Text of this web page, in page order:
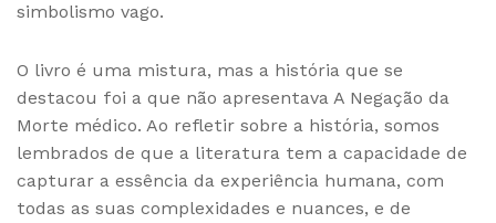
simbolismo vago.
O livro é uma mistura, mas a história que se
destacou foi a que não apresentava A Negação da
Morte médico. Ao refletir sobre a história, somos
lembrados de que a literatura tem a capacidade de
capturar a essência da experiência humana, com
todas as suas complexidades e nuances, e de